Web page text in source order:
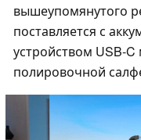
вышеупомянутого
поставляется с
устройством USB-
полировочной